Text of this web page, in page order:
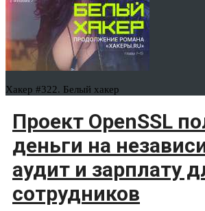
Хакер #322. Белый хакер
Проект OpenSSL
деньги на
аудит и зарплату
сотрудников